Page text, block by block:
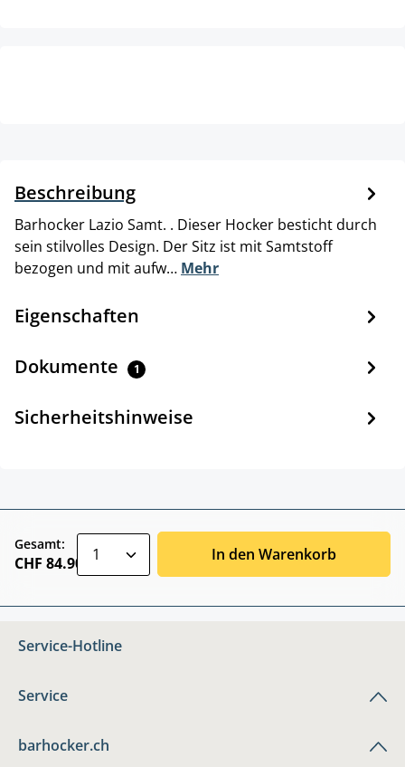
Beschreibung
Barhocker Lazio Samt. . Dieser Hocker besticht durch
sein stilvolles Design. Der Sitz ist mit Samtstoff
bezogen und mit aufw… Mehr
Eigenschaften
Dokumente 1
Sicherheitshinweise
Gesamt:
CHF 84.90 In den Warenkorb
Service-Hotline
Service
barhocker.ch